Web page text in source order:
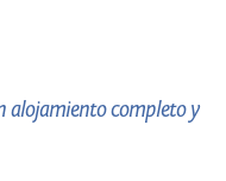
alojamiento completo y